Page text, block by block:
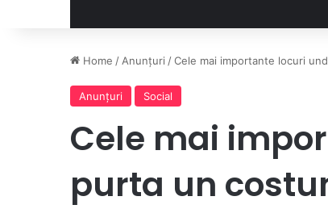
Home /Anunţuri /Cele mai importante locuri
Anunţuri Social
Cele mai
purta un